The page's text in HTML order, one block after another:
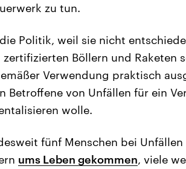
zu tun.
Politik, weil sie nicht
Böllern und Raketen
Verwendung praktisch
Betroffene von Unfällen für ein
wolle.
fünf Menschen bei Unfällen
ums Leben gekommen, viele